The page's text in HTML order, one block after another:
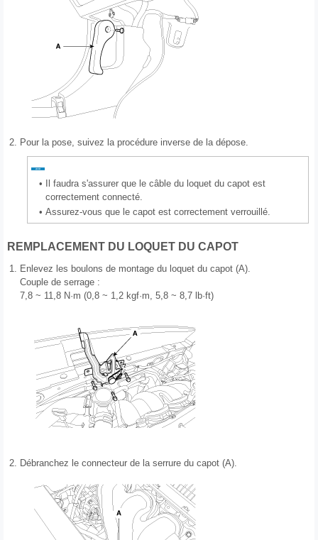
2. Pour la pose, suivez la procédure inverse de la dépose.
•
Il faudra s'assurer que le câble du loquet du capot est
correctement connecté.
• Assurez-vous que le capot est correctement verrouillé.
REMPLACEMENT DU LOQUET DU CAPOT
1. Enlevez les boulons de montage du loquet du capot (A).
Couple de serrage :
7,8 ~ 11,8 N·m (0,8 ~ 1,2 kgf·m, 5,8 ~ 8,7 lb·ft)
2. Débranchez le connecteur de la serrure du capot (A).